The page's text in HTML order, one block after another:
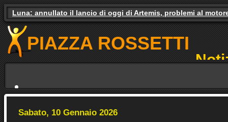
Luna: annullato il lancio di oggi di Artemis, problemi al
Gas e luce, il governo studia gli aiuti. Il pressing dei partiti
PIAZZA ROSSETTI
Sabato, 10 Gennaio 2026